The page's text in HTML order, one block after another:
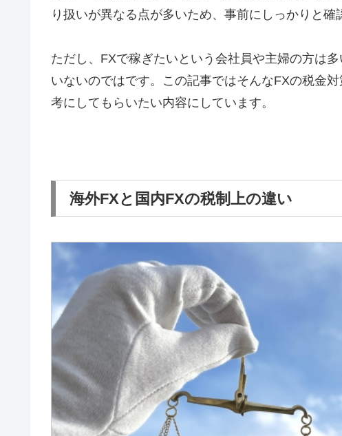
り扱いが異なる点が多いため、事前にしっかりと確
ただし、FXで稼ぎたいという会社員や主婦の方は
いないのではです。この記事ではそんなFXの税金
考にしてもらいたい内容にしています。
海外FXと国内FXの税制上の違い